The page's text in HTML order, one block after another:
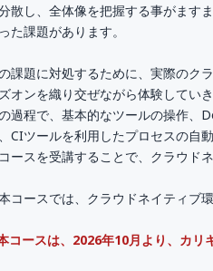
散し、全体像を把握する事がます
た課題があります。
課題に対処するために、実際のク
オンを織り交ぜながら体験していき
過程で、基本的なツールの操作、
CIツールを利用したプロセスの自
ースを受講することで、クラウド
コースでは、クラウドネイティブ環
コースは、2026年10月より、カリ